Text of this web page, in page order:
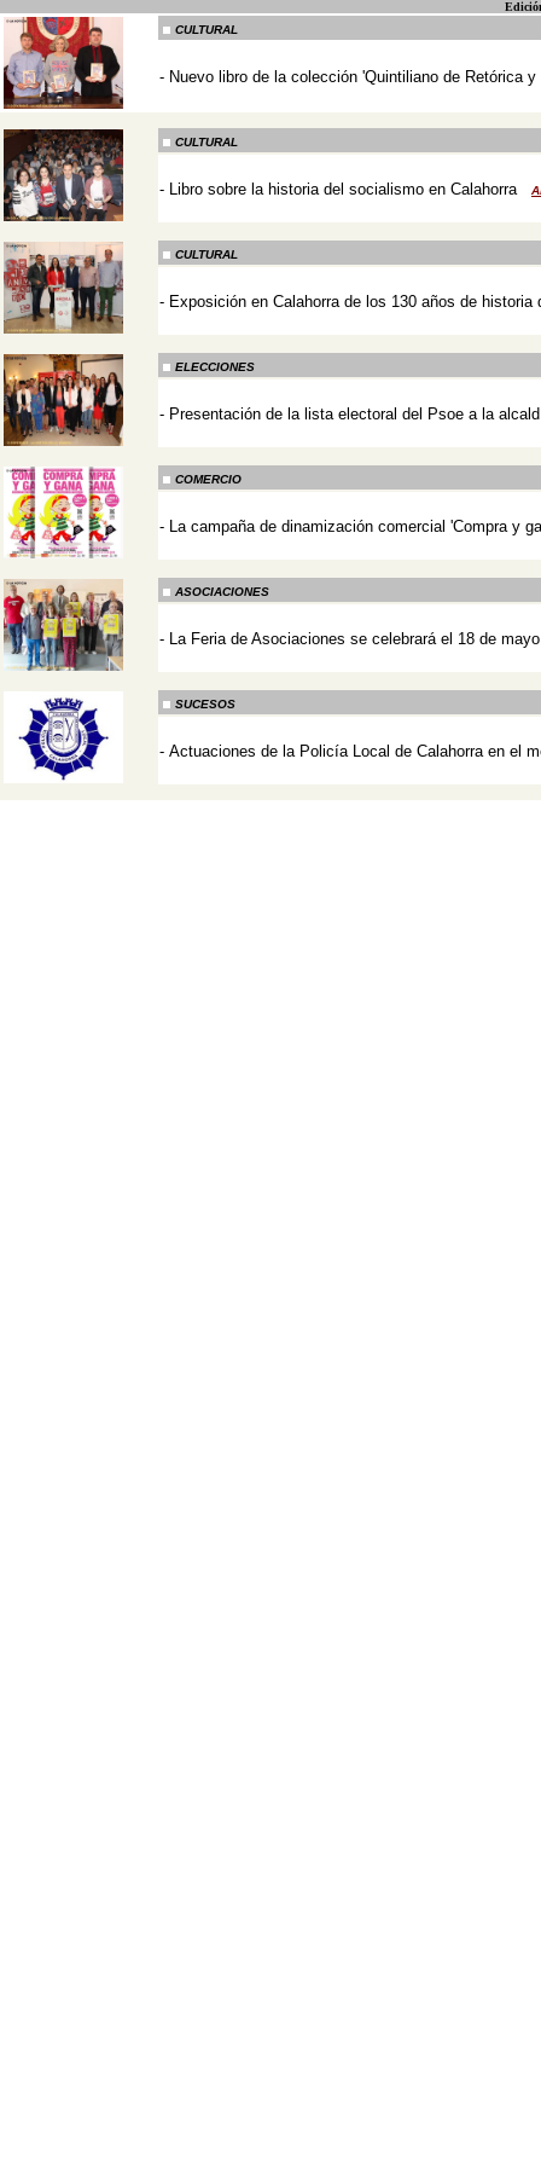
CULTURAL
- Nuevo libro de la colección 'Quintiliano de Retórica
CULTURAL
- Libro sobre la historia del socialismo en Calahorra
CULTURAL
- Exposición en Calahorra de los 130 años de historia
ELECCIONES
- Presentación de la lista electoral del Psoe a la
COMERCIO
- La campaña de dinamización comercial 'Compra y
ASOCIACIONES
- La Feria de Asociaciones se celebrará el 18 de mayo
SUCESOS
- Actuaciones de la Policía Local de Calahorra en el